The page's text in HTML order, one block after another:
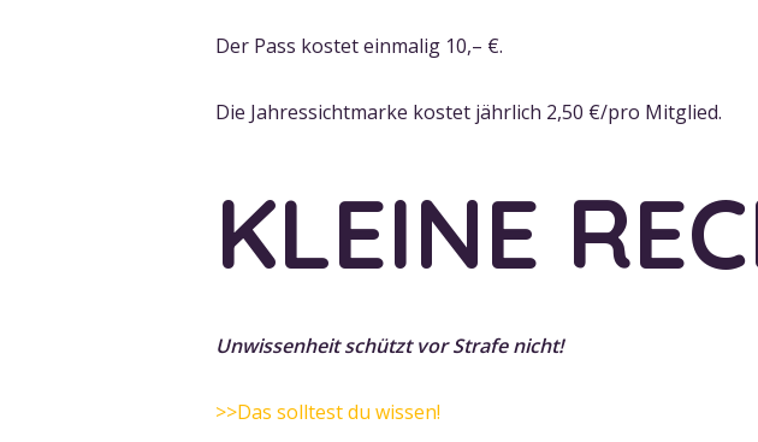
Der Pass kostet einmalig 10,– €.
Die Jahressichtmarke kostet jährlich 2,50 €/pro Mitglied.
KLEINE
Unwissenheit schützt vor Strafe nicht!
>>Das solltest du wissen!